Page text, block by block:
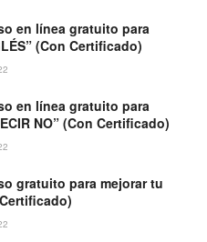
en línea gratuito para
(Con Certificado)
en línea gratuito para
NO” (Con Certificado)
gratuito para mejorar tu